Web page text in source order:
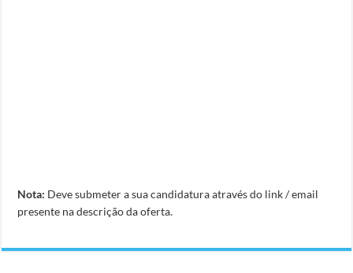
Nota: Deve submeter a sua candidatura através do link / email
presente na descrição da oferta.